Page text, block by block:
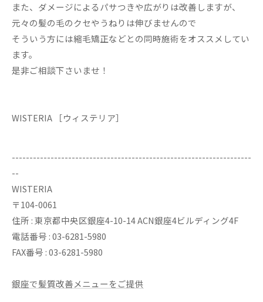
また、ダメージによるパサつきや広がりは改善しますが、
元々の髪の毛のクセやうねりは伸びませんので
そういう方には縮毛矯正などとの同時施術をオススメしてい
ます。
是非ご相談下さいませ！
WISTERIA ［ウィステリア］
--------------------------------------------------------------------
--
WISTERIA
〒104-0061
住所 : 東京都中央区銀座4-10-14 ACN銀座4ビルディング4F
電話番号 : 03-6281-5980
FAX番号 : 03-6281-5980
銀座で髪質改善メニューをご提供